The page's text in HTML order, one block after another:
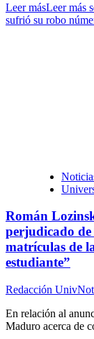
Leer másLeer más
sufrió su robo
Román
perjudicado de
matrículas de
estudiante”
Redacción
En relación al
Maduro acerca de